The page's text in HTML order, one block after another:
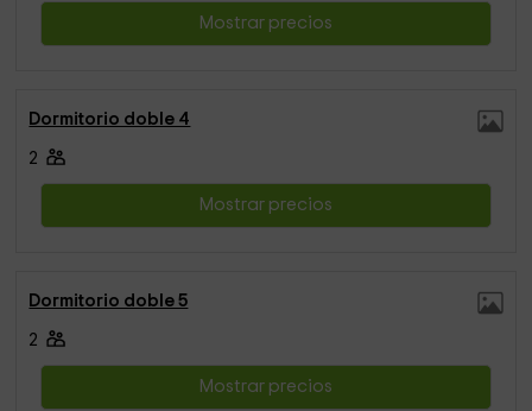
Mostrar precios
Dormitorio doble 4
2
Mostrar precios
Dormitorio doble 5
2
Mostrar precios